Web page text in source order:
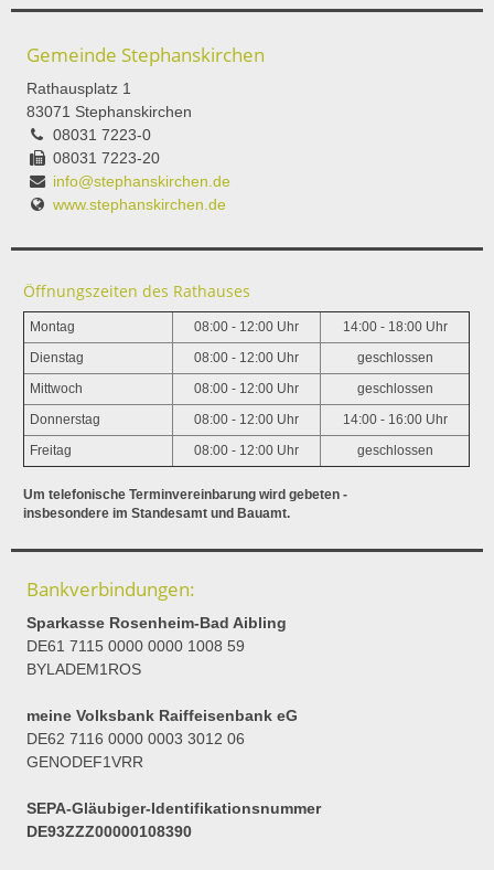
Gemeinde Stephanskirchen
Rathausplatz 1
83071 Stephanskirchen
08031 7223-0
08031 7223-20
info@stephanskirchen.de
www.stephanskirchen.de
Öffnungszeiten des Rathauses
Montag 08:00 - 12:00 Uhr 14:00 - 18:00 Uhr
Dienstag 08:00 - 12:00 Uhr geschlossen
Mittwoch 08:00 - 12:00 Uhr geschlossen
Donnerstag 08:00 - 12:00 Uhr 14:00 - 16:00 Uhr
Freitag 08:00 - 12:00 Uhr geschlossen
Um telefonische Terminvereinbarung wird gebeten -
insbesondere im Standesamt und Bauamt.
Bankverbindungen:
Sparkasse Rosenheim-Bad Aibling
DE61 7115 0000 0000 1008 59
BYLADEM1ROS
meine Volksbank Raiffeisenbank eG
DE62 7116 0000 0003 3012 06
GENODEF1VRR
SEPA-Gläubiger-Identifikationsnummer
DE93ZZZ00000108390